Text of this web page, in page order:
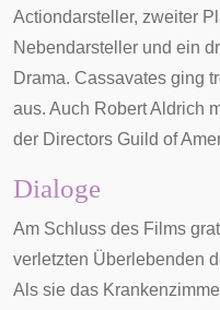
Actiondarsteller, zweiter
Nebendarsteller und ein
Drama. Cassavates ging
aus. Auch Robert Aldrich
der Directors Guild of
Dialoge
Am Schluss des Films
verletzten Überlebenden
Als sie das